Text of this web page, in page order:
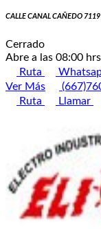
CALLE CANAL CAÑEDO
Cerrado
Abre a las 08:00 hrs
Ruta
Ver Más
Ruta
Llamar